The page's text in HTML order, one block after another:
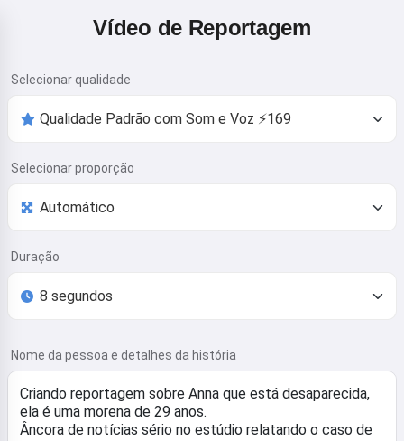
Vídeo de Reportagem
Selecionar qualidade
Selecionar proporção
Duração
Nome da pessoa e detalhes da história